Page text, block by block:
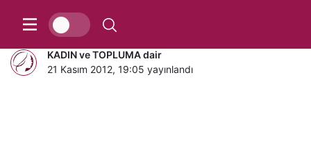
Vergiler Kalkıyor mu?
KADIN ve TOPLUMA dair
21 Kasım 2012, 19:05 yayınlandı